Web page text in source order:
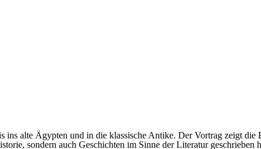
ins alte Ägypten und in die klassische Antike. Der Vortrag zeigt
sondern auch Geschichten im Sinne der Literatur geschrieben